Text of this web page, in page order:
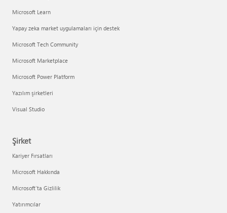
Microsoft Learn
Yapay zeka market uygulamaları için destek
Microsoft Tech Community
Microsoft Marketplace
Microsoft Power Platform
Yazılım şirketleri
Visual Studio
Şirket
Kariyer Fırsatları
Microsoft Hakkında
Microsoft'ta Gizlilik
Yatırımcılar